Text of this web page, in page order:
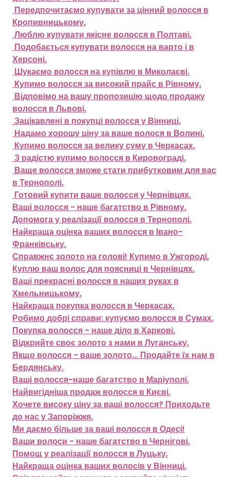
Передпочитаємо купувати за цінний волосся в
Кропивницькому.
Люблю купувати якісне волосся в Полтаві.
Подобається купувати волосся на варто і в
Херсоні.
Шукаємо волосся на купівлю в Миколаєві.
Купимо волосся за високий прайс в Рівному.
Відповімо на вашу пропозицію щодо продажу
волосся в Львові.
Зацікавлені в покупці волосся у Вінниці.
Надамо хорошу ціну за ваше волося в Волині.
Купимо волосся за велику суму в Черкасах.
З радістю купимо волосся в Кировограді.
Ваще волосся зможе стати прибутковим для вас
в Тернополі.
Готовий купити ваше волосся у Чернівцях.
Ваші волосся - наше багатство в Рівному.
Допомога у реалізації волосся в Тернополі.
Найкраща оцінка ваших волосся в Івано-
Франківську.
Справжнє золото на голові! Купимо в Ужгороді.
Куплю ваш волос для поясниці в Чернівцях.
Ваші прекрасні волосся в наших руках в
Хмельницькому.
Найкраща покупка волосся в Черкасах.
Робимо добрі справи: купуємо волосся в Сумах.
Покупка волосся - наше діло в Харкові.
Відкрийте своє золото з нами в Луганську.
Якщо волосся - ваше золото... Продайте їх нам в
Бердянську.
Ваші волосся-наше багатство в Маріуполі.
Найвигідніша продаж волосся в Києві.
Хочете високу ціну за ваші волосся? Приходьте
до нас у Запоріжжя.
Ми даємо більше за ваші волосся в Одесі!
Ваши волоси - наше багатство в Чернігові.
Помощ у реалізації волосся в Луцьку.
Найкраща оцінка ваших волосів у Вінниці.